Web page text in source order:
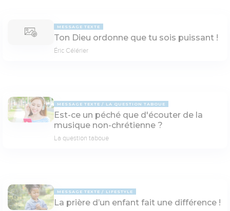
MESSAGE TEXTE
Ton Dieu ordonne que tu sois puissant !
Éric Célérier
MESSAGE TEXTE LA QUESTION TABOUE
Est-ce un péché que d'écouter de la
musique non-chrétienne ?
La question taboue
MESSAGE TEXTE LIFESTYLE
La prière d’un enfant fait une différence !